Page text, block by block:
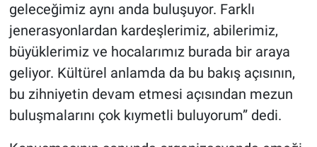
geleceğimiz aynı anda buluşuyor. Farklı
jenerasyonlardan kardeşlerimiz, abilerimiz,
büyüklerimiz ve hocalarımız burada bir araya
geliyor. Kültürel anlamda da bu bakış açısının,
bu zihniyetin devam etmesi açısından mezun
buluşmalarını çok kıymetli buluyorum” dedi.